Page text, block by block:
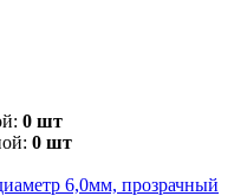
0 шт
0 шт
6,0мм, прозрачный